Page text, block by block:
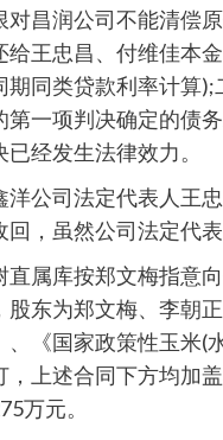
昌润公司不能清偿
王忠昌、付维佳本
期同类贷款利率计算
一项判决确定的债
经发生法律效力。
公司法定代表人王
，虽然公司法定代
属库按郑文梅指意
股东为郑文梅、李朝
《国家政策性玉米(
上述合同下方均加
万元。